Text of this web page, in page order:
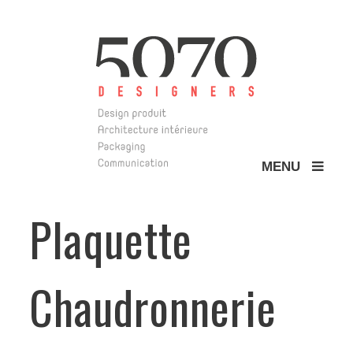
MENU
Plaquette
Chaudronnerie